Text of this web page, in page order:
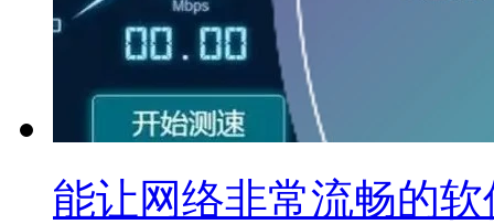
能让网络非常流畅的软